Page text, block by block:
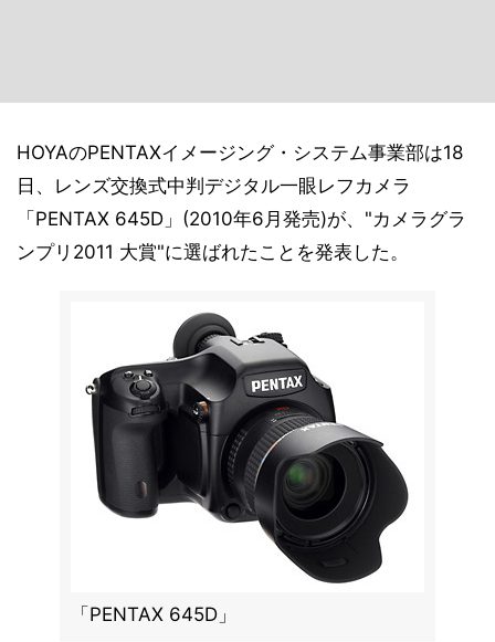
HOYAのPENTAXイメージング・システム事業部は18
日、レンズ交換式中判デジタル一眼レフカメラ
「PENTAX 645D」(2010年6月発売)が、"カメラグラ
ンプリ2011 大賞"に選ばれたことを発表した。
「PENTAX 645D」